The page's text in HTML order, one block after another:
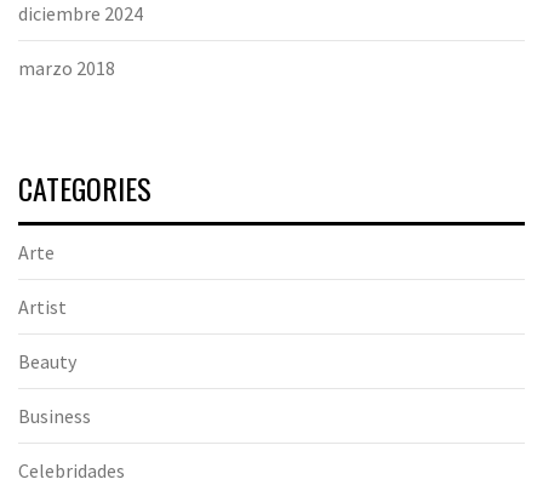
diciembre 2024
marzo 2018
CATEGORIES
Arte
Artist
Beauty
Business
Celebridades